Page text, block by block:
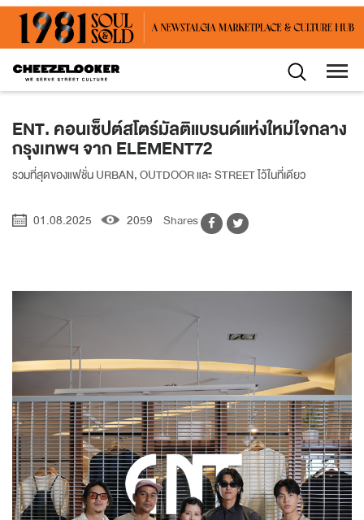
ENT. คอนเซ็ปต์สโตร์มัลติแบรนด์แห่งใหม่ใจกลาง
กรุงเทพฯ จาก ELEMENT72
รวมที่สุดของแฟชั่น URBAN, OUTDOOR และ STREET ไว้ในที่เดียว
01.08.2025 2059 Shares